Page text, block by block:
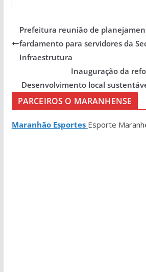
Prefeitura reunião de
fardamento para servidores da
Infraestrutura
Inauguração da
Desenvolvimento local
PARCEIROS O MARANHENSE
Maranhão Esportes Esporte